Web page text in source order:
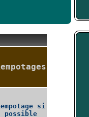
si
possible